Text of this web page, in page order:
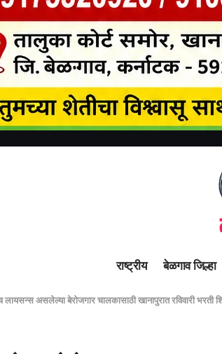
राष्ट्रीय बेळगाव जिल्हा
लायसन्स असलेल्या बेरोजगार चालकासाठी खानापुरात रविवारी